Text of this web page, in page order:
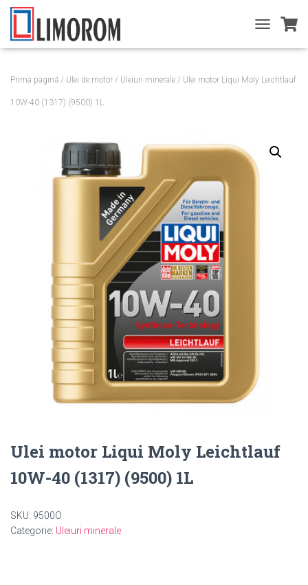
O
Prima pagină / Ulei de motor / Uleiuri minerale / Ulei motor Liqui Moly Leichtlauf
10W-40 (1317) (9500) 1L
Ulei motor Liqui Moly Leichtlauf
10W-40 (1317) (9500) 1L
SKU: 9500O
Categorie: Uleiuri minerale